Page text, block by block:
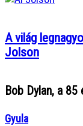
A világ
Jolson
Bob Dylan, a
Gyula